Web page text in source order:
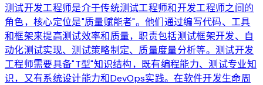
测试开发工程师是介于传统测试工程师和开发工程师之间的
角色，核心定位是"质量赋能者"。他们通过编写代码、工具
和框架来提高测试效率和质量，职责包括测试框架开发、自
动化测试实现、测试策略制定、质量度量分析等。测试开发
工程师需要具备"T型"知识结构，既有编程能力、测试专业知
识，又有系统设计能力和DevOps实践。在软件开发生命周